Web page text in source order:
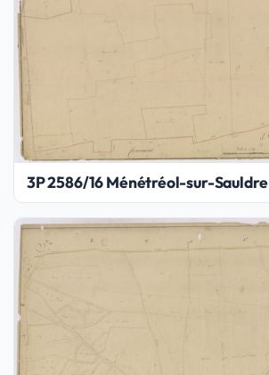
3P 2586/16 Ménétréol-sur-Sauldre